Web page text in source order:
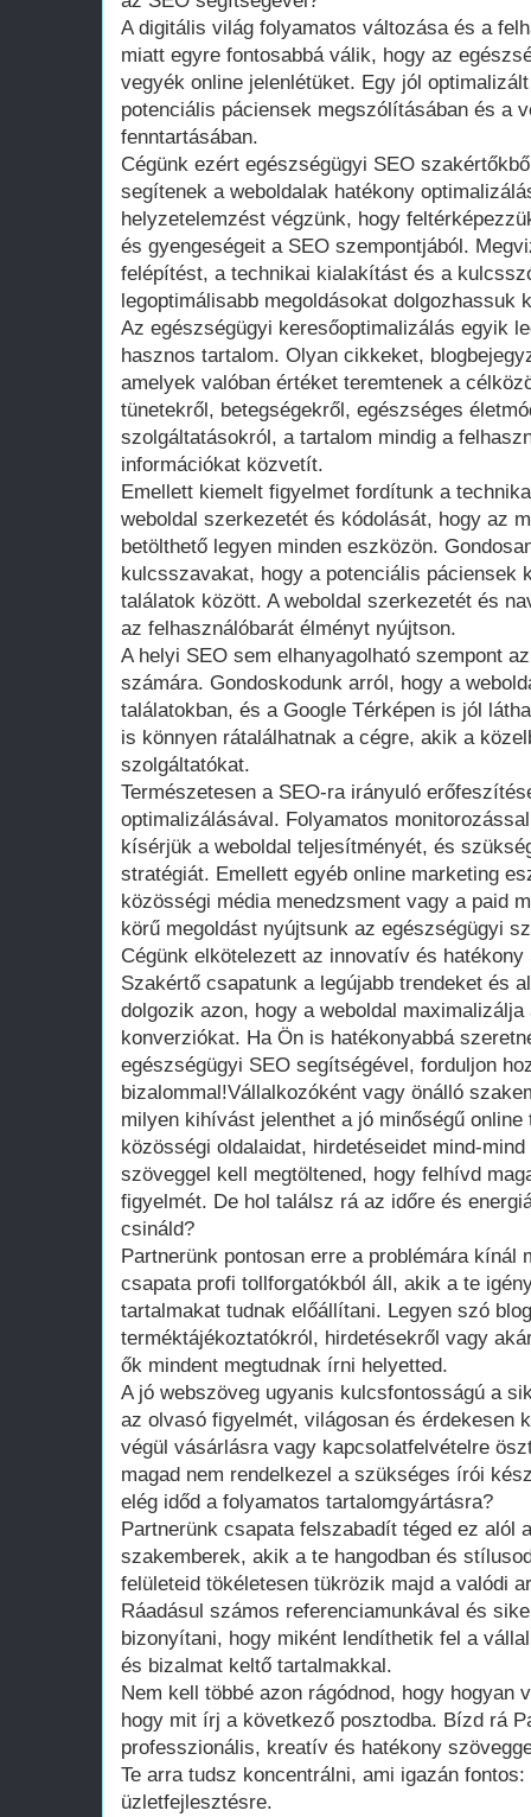
A digitális világ folyamatos változása és a
miatt egyre fontosabbá válik, hogy az
vegyék online jelenlétüket. Egy jól
potenciális páciensek megszólításában és a
fenntartásában.
Cégünk ezért egészségügyi SEO
segítenek a weboldalak hatékony
helyzetelemzést végzünk, hogy
és gyengeségeit a SEO szempontjából.
felépítést, a technikai kialakítást és a
legoptimálisabb megoldásokat dolgozhassuk
Az egészségügyi keresőoptimalizálás egyik
hasznos tartalom. Olyan cikkeket,
amelyek valóban értéket teremtenek a
tünetekről, betegségekről, egészséges
szolgáltatásokról, a tartalom mindig a
információkat közvetít.
Emellett kiemelt figyelmet fordítunk a
weboldal szerkezetét és kódolását, hogy az
betölthető legyen minden eszközön.
kulcsszavakat, hogy a potenciális páciensek
találatok között. A weboldal szerkezetét és
az felhasználóbarát élményt nyújtson.
A helyi SEO sem elhanyagolható szempont
számára. Gondoskodunk arról, hogy a
találatokban, és a Google Térképen is jól
is könnyen rátalálhatnak a cégre, akik a
szolgáltatókat.
Természetesen a SEO-ra irányuló
optimalizálásával. Folyamatos
kísérjük a weboldal teljesítményét, és
stratégiát. Emellett egyéb online marketing
közösségi média menedzsment vagy a paid
körű megoldást nyújtsunk az egészségügyi
Cégünk elkötelezett az innovatív és
Szakértő csapatunk a legújabb trendeket és
dolgozik azon, hogy a weboldal
konverziókat. Ha Ön is hatékonyabbá
egészségügyi SEO segítségével, forduljon
bizalommal!Vállalkozóként vagy önálló
milyen kihívást jelenthet a jó minőségű
közösségi oldalaidat, hirdetéseidet mind-
szöveggel kell megtöltened, hogy felhívd
figyelmét. De hol találsz rá az időre és
csináld?
Partnerünk pontosan erre a problémára kínál
csapata profi tollforgatókból áll, akik a te
tartalmakat tudnak előállítani. Legyen szó
terméktájékoztatókról, hirdetésekről vagy
ők mindent megtudnak írni helyetted.
A jó webszöveg ugyanis kulcsfontosságú a
az olvasó figyelmét, világosan és érdekesen
végül vásárlásra vagy kapcsolatfelvételre
magad nem rendelkezel a szükséges írói
elég időd a folyamatos tartalomgyártásra?
Partnerünk csapata felszabadít téged ez alól
szakemberek, akik a te hangodban és
felületeid tökéletesen tükrözik majd a valódi
Ráadásul számos referenciamunkával és
bizonyítani, hogy miként lendíthetik fel a
és bizalmat keltő tartalmakkal.
Nem kell többé azon rágódnod, hogy hogyan
hogy mit írj a következő posztodba. Bízd rá
professzionális, kreatív és hatékony
Te arra tudsz koncentrálni, ami igazán
üzletfejlesztésre.